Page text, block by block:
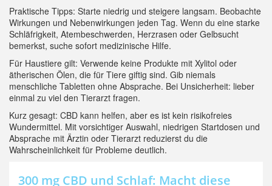
Praktische Tipps: Starte niedrig und steigere langsam. Beobachte
Wirkungen und Nebenwirkungen jeden Tag. Wenn du eine starke
Schläfrigkeit, Atembeschwerden, Herzrasen oder Gelbsucht
bemerkst, suche sofort medizinische Hilfe.
Für Haustiere gilt: Verwende keine Produkte mit Xylitol oder
ätherischen Ölen, die für Tiere giftig sind. Gib niemals
menschliche Tabletten ohne Absprache. Bei Unsicherheit: lieber
einmal zu viel den Tierarzt fragen.
Kurz gesagt: CBD kann helfen, aber es ist kein risikofreies
Wundermittel. Mit vorsichtiger Auswahl, niedrigen Startdosen und
Absprache mit Ärztin oder Tierarzt reduzierst du die
Wahrscheinlichkeit für Probleme deutlich.
300 mg CBD und Schlaf: Macht diese